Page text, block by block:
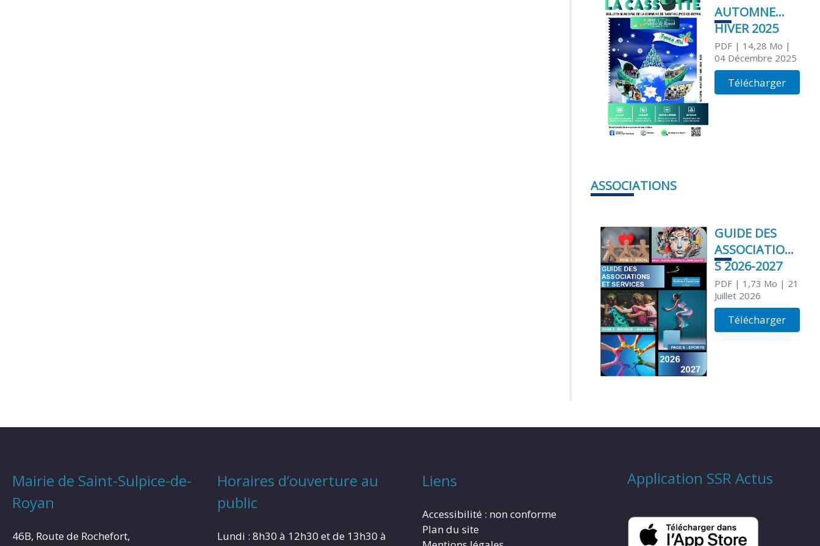
AUTOMNE
HIVER 2025
PDF| 14,28 Mo |
04 Décembre 2025
Télécharger
ASSOCIATIONS
GUIDE DES
ASSOCIATION
S 2026-2027
PDF| 1,73 Mo | 21
Juillet 2026
Télécharger
Mairie de Saint-Sulpice-de-
Royan
46B, Route de Rochefort,
Horaires d’ouverture au
public
Lundi : 8h30 à 12h30 et de 13h30 à
Liens
Accessibilité : non conforme
Plan du site
Application SSR Actus